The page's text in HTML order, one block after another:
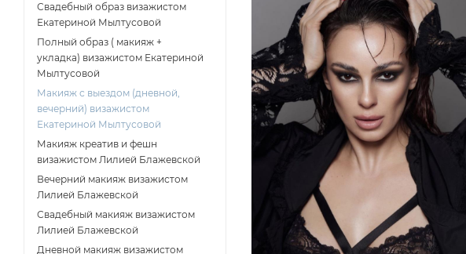
Свадебный образ визажистом
Екатериной Мылтусовой
Полный образ ( макияж +
укладка) визажистом Екатериной
Мылтусовой
Макияж с выездом (дневной,
вечерний) визажистом
Екатериной Мылтусовой
Макияж креатив и фешн
визажистом Лилией Блажевской
Вечерний макияж визажистом
Лилией Блажевской
Свадебный макияж визажистом
Лилией Блажевской
Дневной макияж визажистом